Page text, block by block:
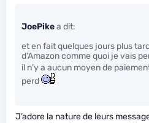
JoePikea dit:
et en fait quelques jours plus
d’Amazon comme quoi je vais
il n’y a aucun moyen de
perd
J’adore la nature de leurs